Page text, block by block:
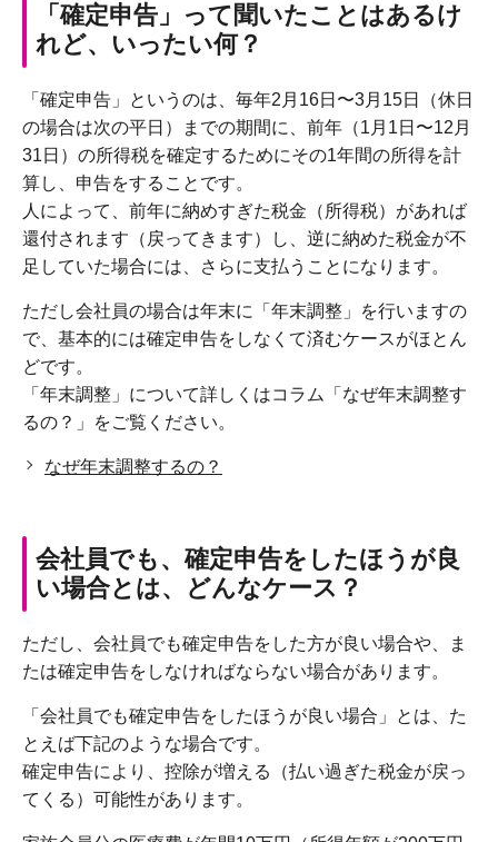
「確定申告」って聞いたことはあるけ
れど、いったい何？
「確定申告」というのは、毎年2月16日〜3月15日（休日
の場合は次の平日）までの期間に、前年（1月1日〜12月
31日）の所得税を確定するためにその1年間の所得を計
算し、申告をすることです。
人によって、前年に納めすぎた税金（所得税）があれば
還付されます（戻ってきます）し、逆に納めた税金が不
足していた場合には、さらに支払うことになります。
ただし会社員の場合は年末に「年末調整」を行いますの
で、基本的には確定申告をしなくて済むケースがほとん
どです。
「年末調整」について詳しくはコラム「なぜ年末調整す
るの？」をご覧ください。
なぜ年末調整するの？
会社員でも、確定申告をしたほうが良
い場合とは、どんなケース？
ただし、会社員でも確定申告をした方が良い場合や、ま
たは確定申告をしなければならない場合があります。
「会社員でも確定申告をしたほうが良い場合」とは、た
とえば下記のような場合です。
確定申告により、控除が増える（払い過ぎた税金が戻っ
てくる）可能性があります。